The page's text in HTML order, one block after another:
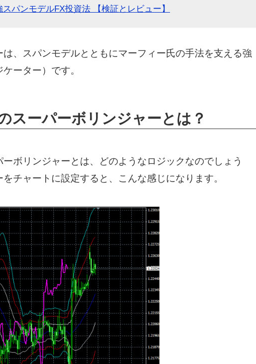
パンモデルFX投資法 【検証とレビュー】
、スパンモデルとともにマーフィー氏の手法を支える強
ーター）です。
スーパーボリンジャーとは？
ボリンジャーとは、どのようなロジックなのでしょう
チャートに設定すると、こんな感じになります。